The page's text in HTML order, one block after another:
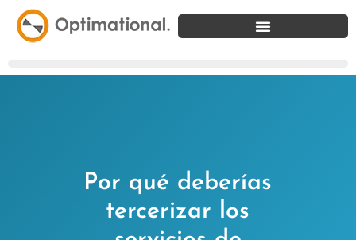
Por qué deberías
tercerizar los